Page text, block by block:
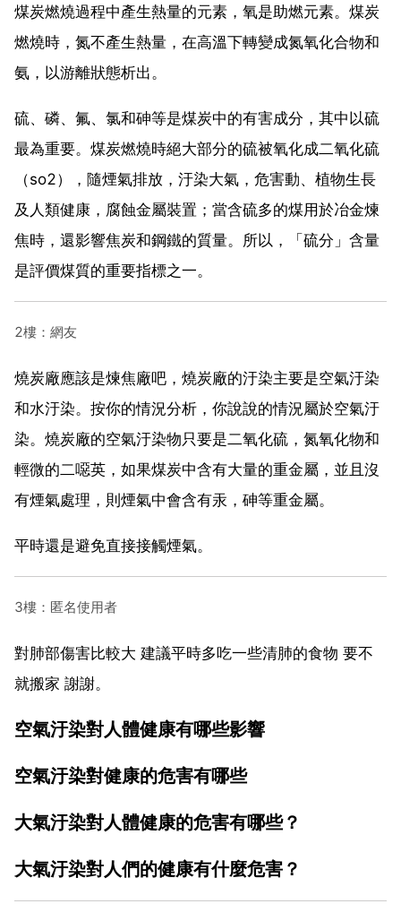
煤炭燃燒過程中產生熱量的元素，氧是助燃元素。煤炭
燃燒時，氮不產生熱量，在高溫下轉變成氮氧化合物和
氨，以游離狀態析出。
硫、磷、氟、氯和砷等是煤炭中的有害成分，其中以硫
最為重要。煤炭燃燒時絕大部分的硫被氧化成二氧化硫
（so2），隨煙氣排放，汙染大氣，危害動、植物生長
及人類健康，腐蝕金屬裝置；當含硫多的煤用於冶金煉
焦時，還影響焦炭和鋼鐵的質量。所以，「硫分」含量
是評價煤質的重要指標之一。
2樓：網友
燒炭廠應該是煉焦廠吧，燒炭廠的汙染主要是空氣汙染
和水汙染。按你的情況分析，你說說的情況屬於空氣汙
染。燒炭廠的空氣汙染物只要是二氧化硫，氮氧化物和
輕微的二噁英，如果煤炭中含有大量的重金屬，並且沒
有煙氣處理，則煙氣中會含有汞，砷等重金屬。
平時還是避免直接接觸煙氣。
3樓：匿名使用者
對肺部傷害比較大 建議平時多吃一些清肺的食物 要不
就搬家 謝謝。
空氣汙染對人體健康有哪些影響
空氣汙染對健康的危害有哪些
大氣汙染對人體健康的危害有哪些？
大氣汙染對人們的健康有什麼危害？